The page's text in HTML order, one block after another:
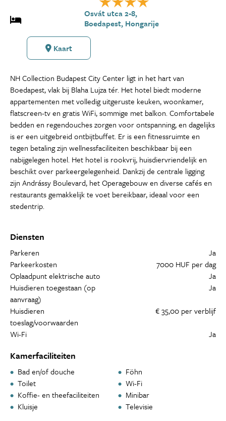
Osvát utca 2-8,
Boedapest, Hongarije
Kaart
NH Collection Budapest City Center ligt in het hart van
Boedapest, vlak bij Blaha Lujza tér. Het hotel biedt moderne
appartementen met volledig uitgeruste keuken, woonkamer,
flatscreen-tv en gratis WiFi, sommige met balkon. Comfortabele
bedden en regendouches zorgen voor ontspanning, en dagelijks
is er een uitgebreid ontbijtbuffet. Er is een fitnessruimte en
tegen betaling zijn wellnessfaciliteiten beschikbaar bij een
nabijgelegen hotel. Het hotel is rookvrij, huisdiervriendelijk en
beschikt over parkeergelegenheid. Dankzij de centrale ligging
zijn Andrássy Boulevard, het Operagebouw en diverse cafés en
restaurants gemakkelijk te voet bereikbaar, ideaal voor een
stedentrip.
Diensten
Parkeren
Ja
Parkeerkosten
7000 HUF per dag
Oplaadpunt elektrische auto
Ja
Huisdieren toegestaan (op
aanvraag)
Ja
Huisdieren
toeslag/voorwaarden
€ 35,00 per verblijf
Wi-Fi Ja
Kamerfaciliteiten
Bad en/of douche
Föhn
Toilet
Wi-Fi
Koffie- en theefaciliteiten
Minibar
Kluisje
Televisie